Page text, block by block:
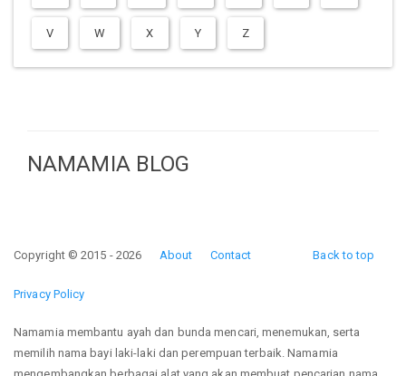
V W X Y Z
NAMAMIA BLOG
Back to top
Copyright © 2015 - 2026 About Contact
Privacy Policy
Namamia membantu ayah dan bunda mencari, menemukan, serta
memilih nama bayi laki-laki dan perempuan terbaik. Namamia